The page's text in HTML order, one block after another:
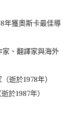
年獲奧斯卡最佳導
家、翻譯家與海外
逝於1978年）
於1987年）